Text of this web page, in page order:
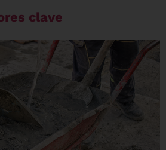
clave